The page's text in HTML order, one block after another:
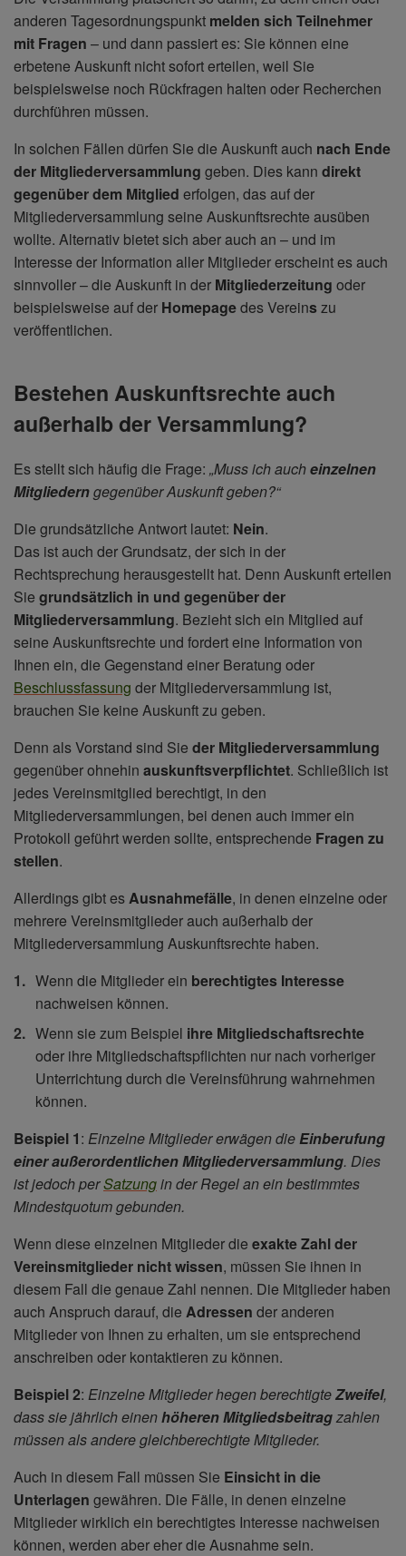
anderen Tagesordnungspunkt melden sich Teilnehmer
mit Fragen – und dann passiert es: Sie können eine
erbetene Auskunft nicht sofort erteilen, weil Sie
beispielsweise noch Rückfragen halten oder Recherchen
durchführen müssen.
In solchen Fällen dürfen Sie die Auskunft auch nach Ende
der Mitgliederversammlung geben. Dies kann direkt
gegenüber dem Mitglied erfolgen, das auf der
Mitgliederversammlung seine Auskunftsrechte ausüben
wollte. Alternativ bietet sich aber auch an – und im
Interesse der Information aller Mitglieder erscheint es auch
sinnvoller – die Auskunft in der Mitgliederzeitung oder
beispielsweise auf der Homepagedes Vereinszu
veröffentlichen.
Bestehen Auskunftsrechte auch
außerhalb der Versammlung?
Es stellt sich häufig die Frage: „Muss ich aucheinzelnen
Mitgliederngegenüber Auskunft geben?“
Die grundsätzliche Antwort lautet: Nein.
Das ist auch der Grundsatz, der sich in der
Rechtsprechung herausgestellt hat. Denn Auskunft erteilen
Sie grundsätzlich in und gegenüber der
Mitgliederversammlung. Bezieht sich ein Mitglied auf
seine Auskunftsrechte und fordert eine Information von
Ihnen ein, die Gegenstand einer Beratung oder
Beschlussfassung der Mitgliederversammlung ist,
brauchen Sie keine Auskunft zu geben.
Denn als Vorstand sind Sie der Mitgliederversammlung
gegenüber ohnehin auskunftsverpflichtet. Schließlich ist
jedes Vereinsmitglied berechtigt, in den
Mitgliederversammlungen, bei denen auch immer ein
Protokoll geführt werden sollte, entsprechende Fragen zu
stellen.
Allerdings gibt esAusnahmefälle, in denen einzelne oder
mehrere Vereinsmitglieder auch außerhalb der
Mitgliederversammlung Auskunftsrechte haben.
Wenn die Mitglieder ein berechtigtes Interesse
nachweisen können.
Wenn sie zum Beispiel ihre Mitgliedschaftsrechte
oder ihre Mitgliedschaftspflichten nur nach vorheriger
Unterrichtung durch die Vereinsführung wahrnehmen
können.
Beispiel 1: Einzelne Mitglieder erwägen dieEinberufung
einer außerordentlichen Mitgliederversammlung. Dies
ist jedoch perSatzungin der Regel an ein bestimmtes
Mindestquotum gebunden.
Wenn diese einzelnen Mitglieder die exakte Zahl der
Vereinsmitglieder nicht wissen, müssen Sie ihnen in
diesem Fall die genaue Zahl nennen. Die Mitglieder haben
auch Anspruch darauf, die Adressen der anderen
Mitglieder von Ihnen zu erhalten, um sie entsprechend
anschreiben oder kontaktieren zu können.
Beispiel 2: Einzelne Mitglieder hegen berechtigteZweifel,
dass sie jährlich einenhöheren Mitgliedsbeitragzahlen
müssen als andere gleichberechtigte Mitglieder.
Auch in diesem Fall müssen Sie Einsicht in die
Unterlagen gewähren. Die Fälle, in denen einzelne
Mitglieder wirklich ein berechtigtes Interesse nachweisen
können, werden aber eher die Ausnahme sein.